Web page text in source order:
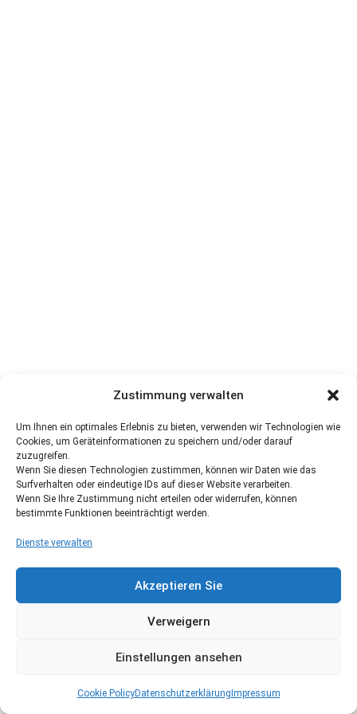
Zustimmung verwalten
Um Ihnen ein optimales Erlebnis zu bieten, verwenden wir Technologien wie
Cookies, um Geräteinformationen zu speichern und/oder darauf
zuzugreifen.
Wenn Sie diesen Technologien zustimmen, können wir Daten wie das
Surfverhalten oder eindeutige IDs auf dieser Website verarbeiten.
Wenn Sie Ihre Zustimmung nicht erteilen oder widerrufen, können
bestimmte Funktionen beeinträchtigt werden.
Dienste verwalten
Akzeptieren Sie
Verweigern
Einstellungen ansehen
Cookie PolicyDatenschutzerklärung Impressum